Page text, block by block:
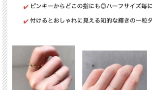
✔︎重ね付けの1本に悩んだらコレ
スタンダードアイテムでトレンドに左右されない18金リ
ピンキーからどこの指にも◎ハーフサイズ毎に選べる自